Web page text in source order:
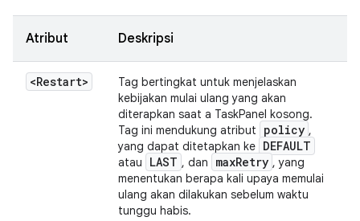
Atribut Deskripsi
<Restart>
Tag bertingkat untuk menjelaskan
kebijakan mulai ulang yang akan
diterapkan saat a TaskPanel kosong.
Tag ini mendukung atribut
policy ,
yang dapat ditetapkan ke DEFAULT
atau LAST , dan maxRetry , yang
menentukan berapa kali upaya memulai
ulang akan dilakukan sebelum waktu
tunggu habis.